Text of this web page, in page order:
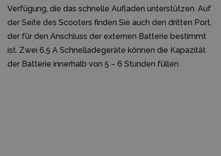
Verfügung, die das schnelle Aufladen unterstützen. Auf
der Seite des Scooters finden Sie auch den dritten Port,
der für den Anschluss der externen Batterie bestimmt
ist. Zwei 6.5 A Schnelladegeräte können die Kapazität
der Batterie innerhalb von 5 – 6 Stunden füllen.